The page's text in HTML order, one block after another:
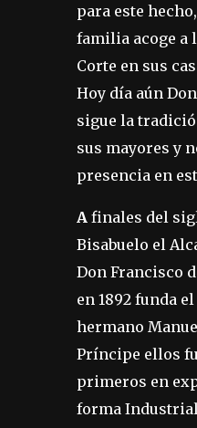
para este
familia acoge a
Corte en sus
Hoy día aún
sigue la
sus mayores y
presencia en
A finales del
Bisabuelo el
Don Francisco
en 1892 funda
hermano
Príncipe ellos
primeros en
forma Industrial